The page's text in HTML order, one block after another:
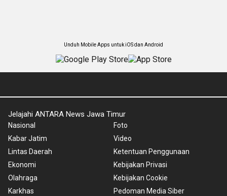
Unduh Mobile Apps untuk iOS dan Android
Jelajahi ANTARA News Jawa Timur
Nasional
Kabar Jatim
Lintas Daerah
Ekonomi
Olahraga
Karkhas
Foto
Video
Ketentuan Penggunaan
Kebijakan Privasi
Kebijakan Cookie
Pedoman Media Siber